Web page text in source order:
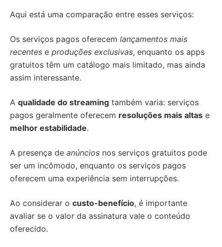
Aqui está uma comparação entre esses serviços:
Os serviços pagos oferecem lançamentos mais
recentes e produções exclusivas, enquanto os apps
gratuitos têm um catálogo mais limitado, mas ainda
assim interessante.
A qualidade do streaming também varia: serviços
pagos geralmente oferecem resoluções mais altas e
melhor estabilidade.
A presença de anúncios nos serviços gratuitos pode
ser um incômodo, enquanto os serviços pagos
oferecem uma experiência sem interrupções.
Ao considerar o custo-benefício, é importante
avaliar se o valor da assinatura vale o conteúdo
oferecido.